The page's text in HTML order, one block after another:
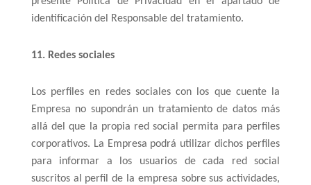
identificación del Responsable del tratamiento.
11. Redes sociales
Los perfiles en redes sociales con los que cuente la
Empresa no supondrán un tratamiento de datos más
allá del que la propia red social permita para perfiles
corporativos. La Empresa podrá utilizar dichos perfiles
para informar a los usuarios de cada red social
suscritos al perfil de la empresa sobre sus actividades,